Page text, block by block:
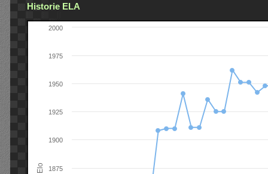
Historie ELA
Elo 1875
1900
1925
1950
1975
2000